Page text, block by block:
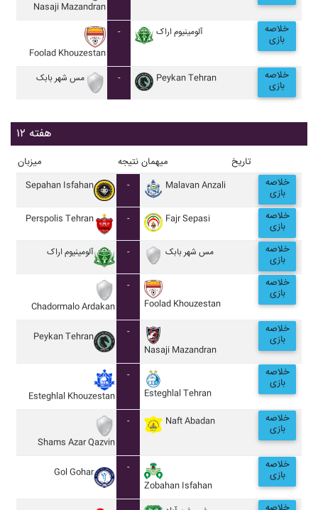
Nasaji Mazandran
Foolad Khouzestan
- آلومينيوم اراک خلاصه
بازی
مس شهر بابک - Peykan Tehran خلاصه
بازی
هفته ۱۲
میزبان نتیجه میهمان تاریخ
Sepahan Isfahan - Malavan Anzali خلاصه
بازی
Perspolis Tehran - Fajr Sepasi خلاصه
بازی
آلومينيوم اراک - مس شهر بابک خلاصه
بازی
Chadormalo Ardakan
-
Foolad Khouzestan
خلاصه
بازی
Peykan Tehran
-
Nasaji Mazandran
خلاصه
بازی
Esteghlal Khouzestan
-
Esteghlal Tehran
خلاصه
بازی
Shams Azar Qazvin
- Naft Abadan خلاصه
بازی
Gol Gohar
-
Zobahan Isfahan
خلاصه
بازی